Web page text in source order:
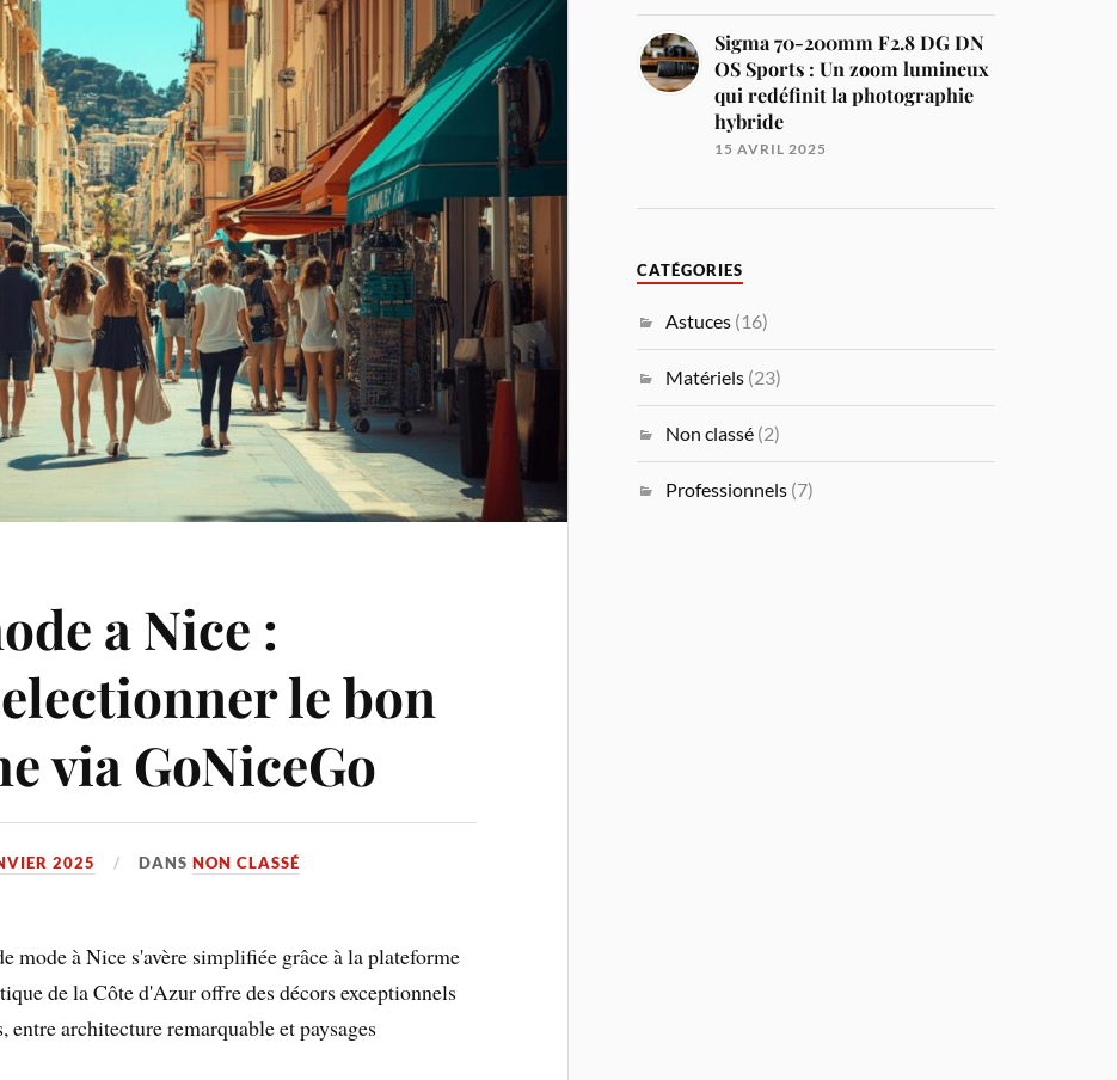
a Nice :
le bon
via GoNiceGo
2025 DANSNON CLASSÉ
mode à Nice s'avère simplifiée grâce à la plateforme
de la Côte d'Azur offre des décors exceptionnels
entre architecture remarquable et paysages
Sigma 70-200mm F2.8 DG DN
OS Sports : Un zoom lumineux
qui redéfinit la photographie
hybride
15 AVRIL 2025
CATÉGORIES
Astuces (16)
Matériels (23)
Non classé (2)
Professionnels (7)